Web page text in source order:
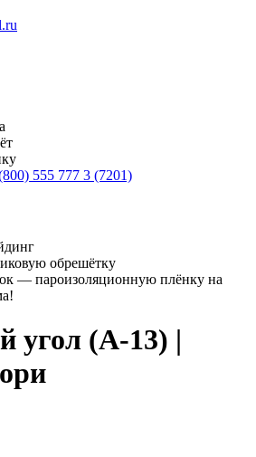
555 777 3 (7201)
обрешётку
— пароизоляционную плёнку на
угол (A-13) |